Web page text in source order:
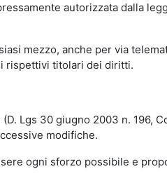
autorizzata dalla
mezzo, anche per via
rispettivi titolari dei diritti.
Lgs 30 giugno 2003 n. 196,
modifiche.
ogni sforzo possibile e